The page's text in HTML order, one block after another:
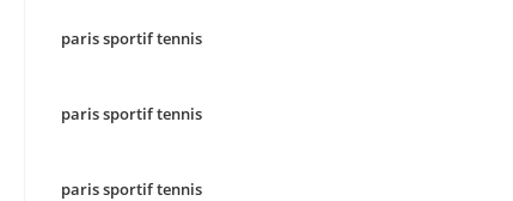
paris sportif tennis
paris sportif tennis
paris sportif tennis